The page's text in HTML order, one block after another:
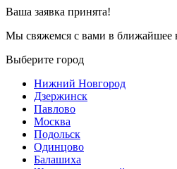
Ваша заявка принята!
Мы свяжемся с вами в ближайшее
Выберите город
Нижний Новгород
Дзержинск
Павлово
Москва
Подольск
Одинцово
Балашиха